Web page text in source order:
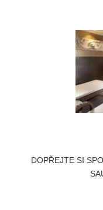
DOPŘEJTE SI